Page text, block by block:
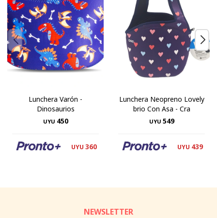
Lunchera Varón -
Dinosaurios
UYU 450
UYU 360
Lunchera Neopreno Lovely
brio Con Asa - Cra
UYU 549
UYU 439
NEWSLETTER